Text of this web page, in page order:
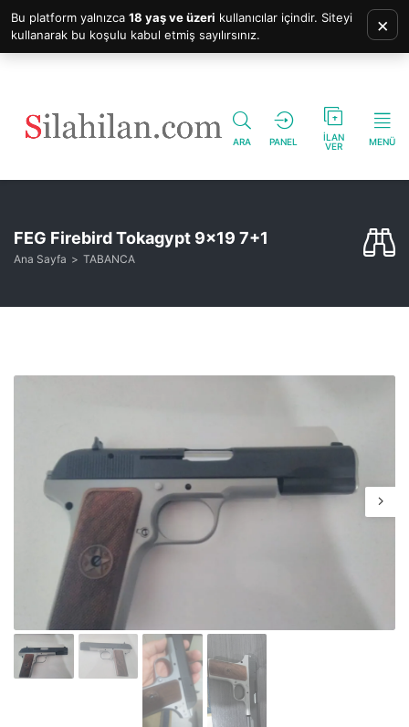
ARA PANEL
İLAN
VER
MENÜ
FEG Firebird Tokagypt 9×19 7+1
Ana Sayfa TABANCA
Bu platform yalnızca 18 yaş ve üzeri kullanıcılar içindir. Siteyi
kullanarak bu koşulu kabul etmiş sayılırsınız.
×